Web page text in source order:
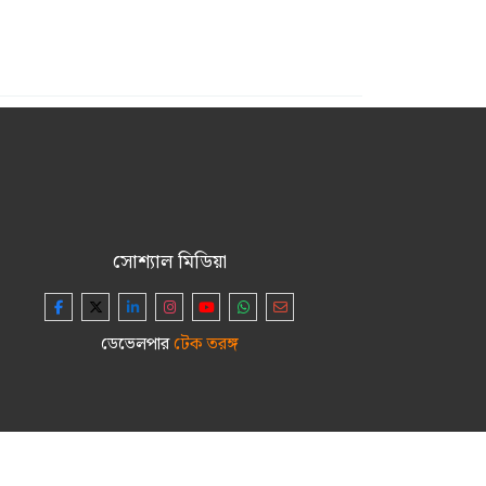
সোশ্যাল মিডিয়া
ডেভেলপারটেক তরঙ্গ